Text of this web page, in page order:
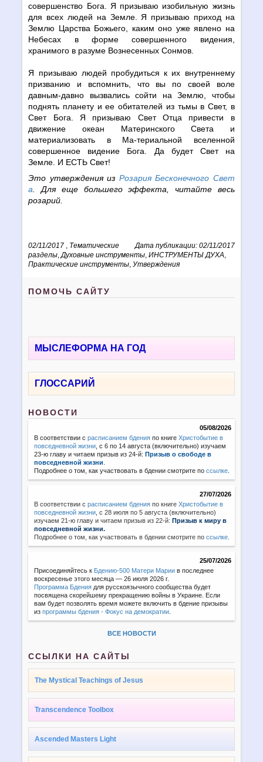
совершенство Бога. Я призываю изобильную жизнь
для всех людей на Земле. Я призываю приход на
Землю Царства Божьего, каким оно уже явлено на
Небесах в форме совершенного видения,
хранимого в разуме Вознесенных Сонмов.
Я призываю людей пробудиться к их внутреннему
призванию и вспомнить, что вы по своей воле
давным-давно вызвались сойти на Землю, чтобы
поднять планету и ее обитателей из тьмы в Свет, в
Свет Бога. Я призываю Свет Отца привести в
движение океан Материнского Света и
материализовать в Ма-териальной вселенной
совершенное видение Бога. Да будет Свет на
Земле. И ЕСТЬ Свет!
Это утверждения изРозария Бесконечного Свет
а . Для еще большего эффекта, читайте весь
розарий.
02/11/2017 Дата публикации: 02/11/2017
Тематические
разделы ,Духовные инструменты ,ИНСТРУМЕНТЫ ДУХА
Практические инструменты Утверждения
ПОМОЧЬ САЙТУ
МЫСЛЕФОРМА НА ГОД
ГЛОССАРИЙ
НОВОСТИ
05/08/2026
В соответствии срасписанием бдения по книгеХристобытие в
повседневной жизни , с 6 по 14 августа (включительно) изучаем
23-ю главу и читаем призыв из 24-й:Призыв о свободе в
повседневной жизни
Подробнее о том, как участвовать в бдении смотрите поссылке
27/07/2026
В соответствии с расписанием бдения по книгеХристобытие в
повседневной жизни с 28 июля по 5 августа (включительно)
изучаем 21-ю главу и читаем призыв из 22-й:Призыв к миру в
повседневной жизни.
Подробнее о том, как участвовать в бдении смотрите поссылке
25/07/2026
Присоединяйтесь к Бдению-500 Матери Марии в последнее
воскресенье этого месяца — 26 июля 2026 г.
Программа Бдения для русскоязычного сообщества будет
посвящена скорейшему прекращению войны в Украине. Если
вам будет позволять время можете включить в бдение призывы
изпрограммы бдения - Фокус на демократии
ВСЕ НОВОСТИ
ССЫЛКИ НА САЙТЫ
The Mystical Teachings of Jesus
Transcendence Toolbox
Ascended Masters Light